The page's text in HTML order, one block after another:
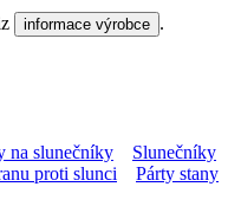
informace výrobce .
na slunečníky
Slunečníky
proti slunci
Párty stany